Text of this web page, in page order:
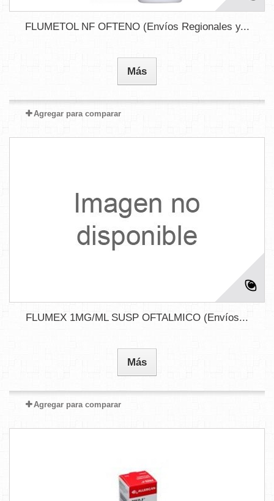
FLUMETOL NF OFTENO (Envíos Regionales y...
Más
Agregar para comparar
FLUMEX 1MG/ML SUSP OFTALMICO (Envíos...
Más
Agregar para comparar